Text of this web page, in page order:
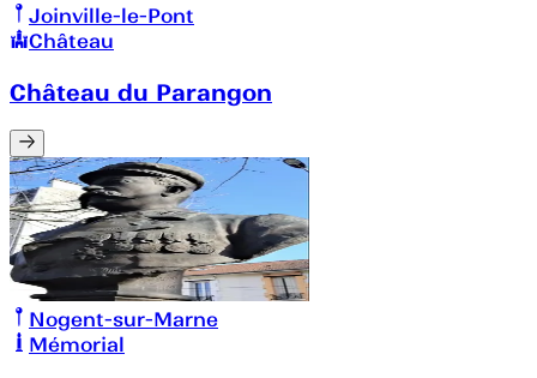
Joinville-le-Pont
Château
Château du Parangon
Nogent-sur-Marne
Mémorial